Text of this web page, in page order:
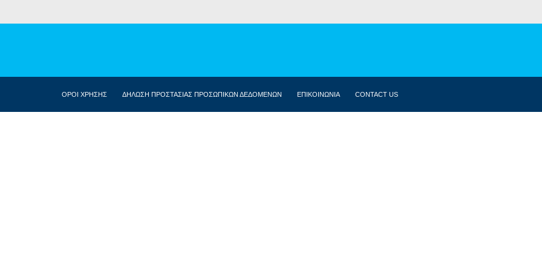
ΟΡΟΙ ΧΡΗΣΗΣ ΔΗΛΩΣΗ ΠΡΟΣΤΑΣΙΑΣ ΠΡΟΣΩΠΙΚΩΝ ΔΕΔΟΜΕΝΩΝ ΕΠΙΚΟΙΝΩΝΙΑ CONTACT US